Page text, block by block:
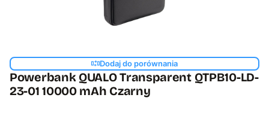
Dodaj do porównania
Powerbank QUALO Transparent QTPB10-LD-
23-01 10000 mAh Czarny